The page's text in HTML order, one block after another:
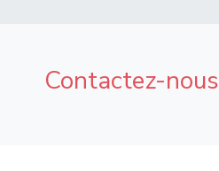
Contactez-nous